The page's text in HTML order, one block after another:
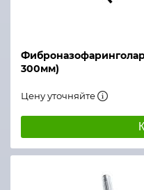
300мм)
Цену уточняйте